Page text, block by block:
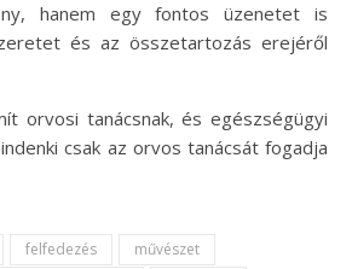
hanem egy fontos üzenetet is
és az összetartozás erejéről
orvosi tanácsnak, és egészségügyi
csak az orvos tanácsát fogadja
felfedezés
művészet